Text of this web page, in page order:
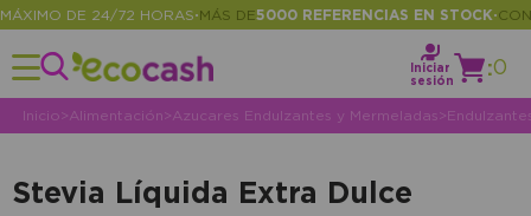
DE 24/72 HORAS•MÁS DE 5000 REFERENCIAS EN STOCK•
Iniciar
sesión
:0
Inicio> Alimentación> Azucares Endulzantes y Mermeladas >
Stevia Líquida Extra Dulce